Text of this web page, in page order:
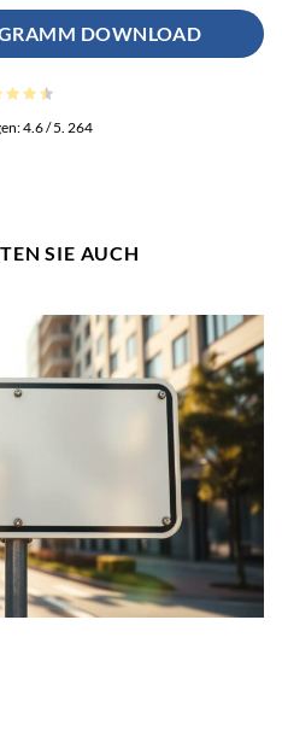
DOWNLOAD
4.6/ 5. 264
SIE AUCH